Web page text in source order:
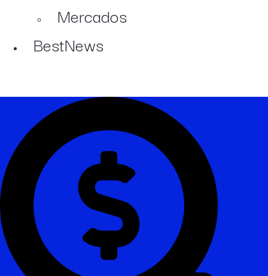
Mercados
BestNews